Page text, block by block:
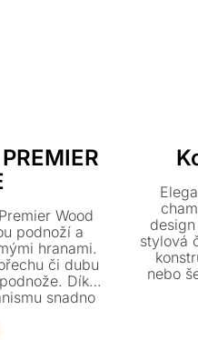
Wood
podnoží a
hranami.
či dubu
Díky
snadno
příležitosti.
stylová
nebo